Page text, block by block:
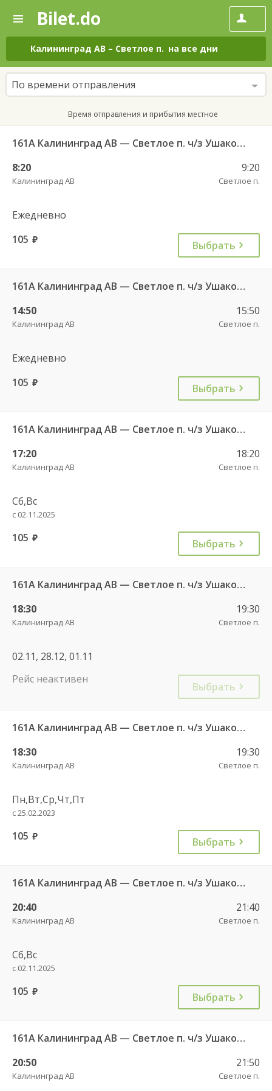
—
Поиск
и
покупка
билетов
на
автобус
онлайн
Bilet.do
Калининград АВ – Светлое п. на все дни
По времени отправления
Время отправления и прибытия местное
161А Калининград АВ — Светлое п. ч/з Ушаково п.
8:20
Калининград АВ
9:20
Светлое п.
Ежедневно
105 руб. Выбрать
161А Калининград АВ — Светлое п. ч/з Ушаково п.
14:50
Калининград АВ
15:50
Светлое п.
Ежедневно
105 руб. Выбрать
161А Калининград АВ — Светлое п. ч/з Ушаково п.
17:20
Калининград АВ
18:20
Светлое п.
Сб,Вс
с 02.11.2025
105 руб. Выбрать
161А Калининград АВ — Светлое п. ч/з Ушаково п.
18:30
Калининград АВ
19:30
Светлое п.
02.11, 28.12, 01.11
Рейс неактивен
Выбрать
161А Калининград АВ — Светлое п. ч/з Ушаково п.
18:30
Калининград АВ
19:30
Светлое п.
Пн,Вт,Ср,Чт,Пт
с 25.02.2023
105 руб. Выбрать
161А Калининград АВ — Светлое п. ч/з Ушаково п.
20:40
Калининград АВ
21:40
Светлое п.
Сб,Вс
с 02.11.2025
105 руб. Выбрать
161А Калининград АВ — Светлое п. ч/з Ушаково п.
20:50
Калининград АВ
21:50
Светлое п.